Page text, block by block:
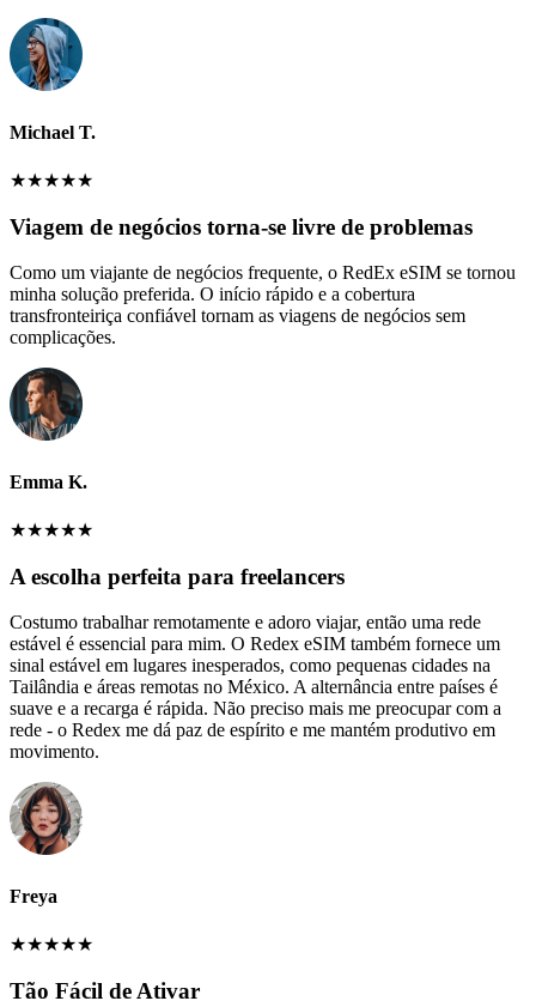
Michael T.
★★★★★
Viagem de negócios torna-se livre de problemas
Como um viajante de negócios frequente, o RedEx eSIM se tornou
minha solução preferida. O início rápido e a cobertura
transfronteiriça confiável tornam as viagens de negócios sem
complicações.
Emma K.
★★★★★
A escolha perfeita para freelancers
Costumo trabalhar remotamente e adoro viajar, então uma rede
estável é essencial para mim. O Redex eSIM também fornece um
sinal estável em lugares inesperados, como pequenas cidades na
Tailândia e áreas remotas no México. A alternância entre países é
suave e a recarga é rápida. Não preciso mais me preocupar com a
rede - o Redex me dá paz de espírito e me mantém produtivo em
movimento.
Freya
★★★★★
Tão Fácil de Ativar